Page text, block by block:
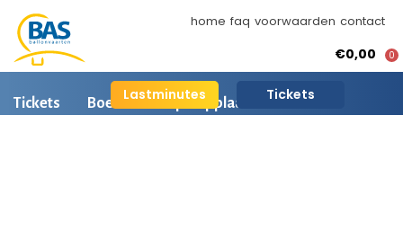
home faq voorwaarden contact
Lastminutes Tickets
€0,00 0
Tickets Boeken Opstapplaatsen